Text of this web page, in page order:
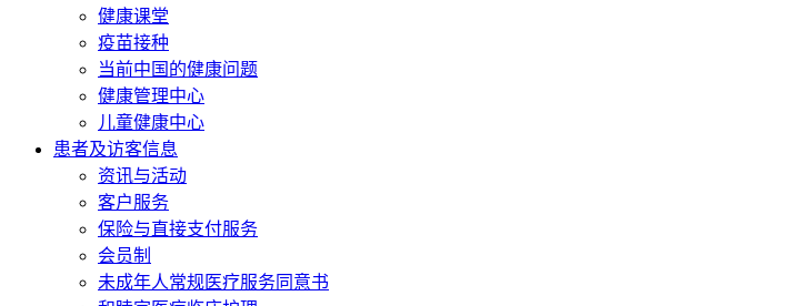
健康课堂
疫苗接种
当前中国的健康问题
健康管理中心
儿童健康中心
患者及访客信息
资讯与活动
客户服务
保险与直接支付服务
会员制
未成年人常规医疗服务同意书